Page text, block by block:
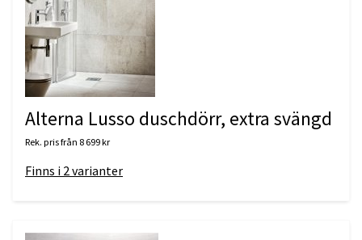
Alterna Lusso duschdörr, extra svängd
Rek. pris från 8 699 kr
Finns i 2varianter